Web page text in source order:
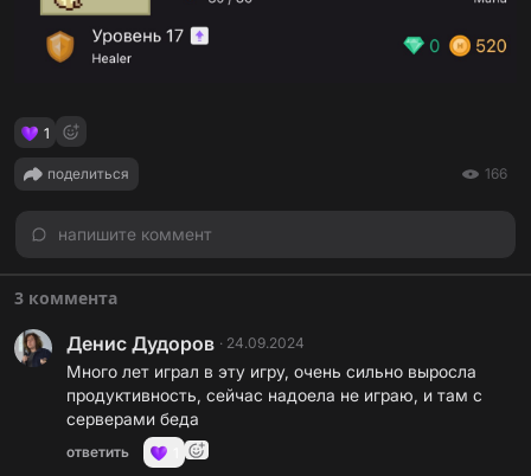
1
поделиться 166
напишите коммент
3 коммента
Денис Дудоров · 24.09.2024
Много лет играл в эту игру, очень сильно выросла
продуктивность, сейчас надоела не играю, и там с
серверами беда
ответить